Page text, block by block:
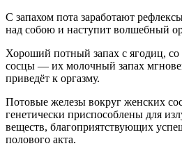
С запахом пота заработают
над собою и наступит волшебный
Хороший потный запах с ягодиц,
сосцы — их молочный запах
приведёт к оргазму.
Потовые железы вокруг женских
генетически приспособлены для
веществ, благоприятствующих
полового акта.